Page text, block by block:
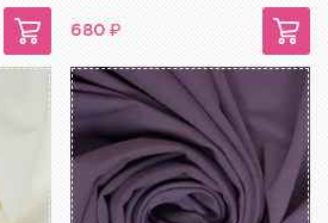
680 ₽